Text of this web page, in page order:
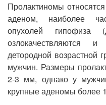
Пролактиномы
аденом, наиболее
опухолей
озлокачествляются
детородной возрастной
мужчин. Размеры
2-3 мм, однако у
крупные аденомы более